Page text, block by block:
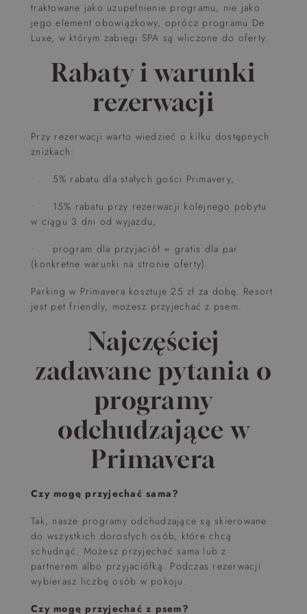
traktowane jako uzupełnienie programu, nie jako
jego element obowiązkowy, oprócz programu De
Luxe, w którym zabiegi SPA są wliczone do oferty.
Rabaty i warunki
rezerwacji
Przy rezerwacji warto wiedzieć o kilku dostępnych
zniżkach:
• 5% rabatu dla stałych gości Primavery,
• 15% rabatu przy rezerwacji kolejnego pobytu
w ciągu 3 dni od wyjazdu,
• program dla przyjaciół = gratis dla par
(konkretne warunki na stronie oferty).
Parking w Primavera kosztuje 25 zł za dobę. Resort
jest pet friendly, możesz przyjechać z psem.
Najczęściej
zadawane pytania o
programy
odchudzające w
Primavera
Czy mogę przyjechać sama?
Tak, nasze programy odchudzające są skierowane
do wszystkich dorosłych osób, które chcą
schudnąć. Możesz przyjechać sama lub z
partnerem albo przyjaciółką. Podczas rezerwacji
wybierasz liczbę osób w pokoju.
Czy mogę przyjechać z psem?